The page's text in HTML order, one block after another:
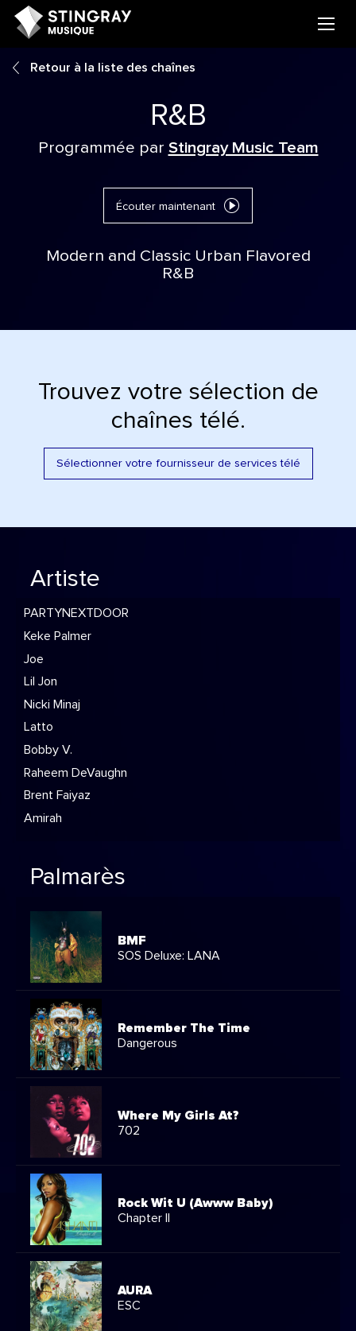
Retour à la liste des chaînes
R&B
Programmée par Stingray Music Team
Écouter maintenant
Modern and Classic Urban Flavored
R&B
Trouvez votre sélection de
chaînes télé.
Sélectionner votre fournisseur de services télé
Artiste
PARTYNEXTDOOR
Keke Palmer
Joe
Lil Jon
Nicki Minaj
Latto
Bobby V.
Raheem DeVaughn
Brent Faiyaz
Amirah
Palmarès
BMF
SOS Deluxe: LANA
Remember The Time
Dangerous
Where My Girls At?
702
Rock Wit U (Awww Baby)
Chapter II
AURA
ESC